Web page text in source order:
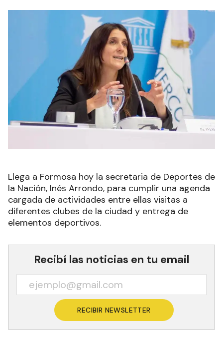
Llega a Formosa hoy la secretaria de Deportes de
la Nación, Inés Arrondo, para cumplir una agenda
cargada de actividades entre ellas visitas a
diferentes clubes de la ciudad y entrega de
elementos deportivos.
Recibí las noticias en tu email
RECIBIR NEWSLETTER